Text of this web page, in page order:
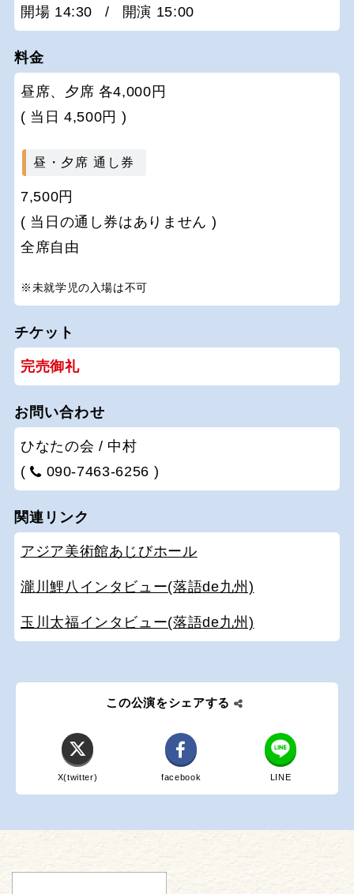
開場 14:30 / 開演 15:00
料金
昼席、夕席 各4,000円
( 当日 4,500円 )
昼・夕席 通し券
7,500円
( 当日の通し券はありません )
全席自由
※未就学児の入場は不可
チケット
完売御礼
お問い合わせ
ひなたの会 / 中村
(
090-7463-6256 )
関連リンク
アジア美術館あじびホール
瀧川鯉八インタビュー(落語de九州)
玉川太福インタビュー(落語de九州)
この公演をシェアする
X(twitter) facebook LINE